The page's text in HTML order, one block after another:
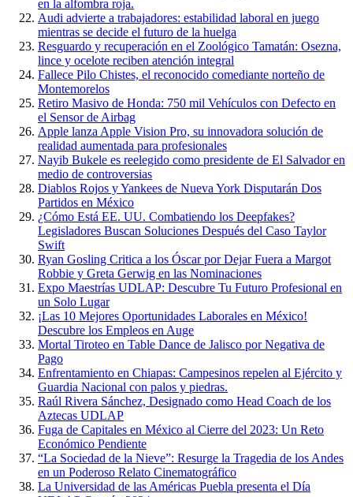
en la alfombra roja.
Audi advierte a trabajadores: estabilidad laboral en juego
mientras se decide el futuro de la huelga
Resguardo y recuperación en el Zoológico Tamatán: Osezna,
lince y ocelote reciben atención integral
Fallece Pilo Chistes, el reconocido comediante norteño de
Montemorelos
Retiro Masivo de Honda: 750 mil Vehículos con Defecto en
el Sensor de Airbag
Apple lanza Apple Vision Pro, su innovadora solución de
realidad aumentada para profesionales
Nayib Bukele es reelegido como presidente de El Salvador en
medio de controversias
Diablos Rojos y Yankees de Nueva York Disputarán Dos
Partidos en México
¿Cómo Está EE. UU. Combatiendo los Deepfakes?
Legisladores Buscan Soluciones Después del Caso Taylor
Swift
Ryan Gosling Critica a los Óscar por Dejar Fuera a Margot
Robbie y Greta Gerwig en las Nominaciones
Expo Maestrías UDLAP: Descubre Tu Futuro Profesional en
un Solo Lugar
¡Las 10 Mejores Oportunidades Laborales en México!
Descubre los Empleos en Auge
Mortal Tiroteo en Table Dance de Jalisco por Negativa de
Pago
Enfrentamiento en Chiapas: Campesinos repelen al Ejército y
Guardia Nacional con palos y piedras.
Raúl Rivera Sánchez, Designado como Head Coach de los
Aztecas UDLAP
Fuga de Capitales en México al Cierre del 2023: Un Reto
Económico Pendiente
“La Sociedad de la Nieve”: Resurge la Tragedia de los Andes
en un Poderoso Relato Cinematográfico
La Universidad de las Américas Puebla presenta el Día